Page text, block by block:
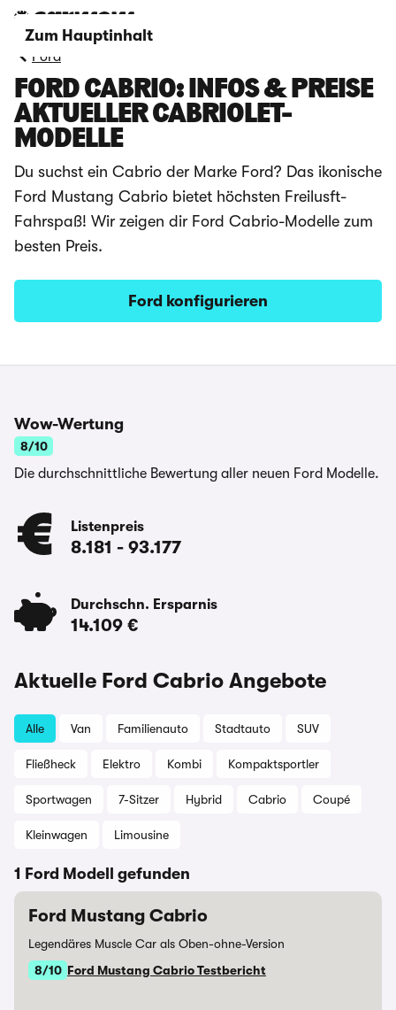
Zum Hauptinhalt
Ford
FORD CABRIO: INFOS & PREISE
AKTUELLER CABRIOLET-
MODELLE
Du suchst ein Cabrio der Marke Ford? Das ikonische
Ford Mustang Cabrio bietet höchsten Freilusft-
Fahrspaß! Wir zeigen dir Ford Cabrio-Modelle zum
besten Preis.
Ford konfigurieren
Wow-Wertung
8/10
Die durchschnittliche Bewertung aller neuen Ford Modelle.
Listenpreis
8.181 - 93.177
Durchschn. Ersparnis
14.109 €
Aktuelle Ford Cabrio Angebote
Alle Van Familienauto Stadtauto SUV
Fließheck Elektro Kombi Kompaktsportler
Sportwagen 7-Sitzer Hybrid Cabrio Coupé
Kleinwagen Limousine
1 Ford Modell gefunden
Ford Mustang Cabrio
Legendäres Muscle Car als Oben-ohne-Version
8/10 Ford Mustang Cabrio Testbericht